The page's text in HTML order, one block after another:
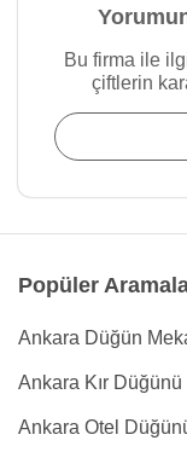
Bu firma ile
çiftlerin
Popüler
Ankara Düğün
Ankara Kır Düğünü
Ankara Otel